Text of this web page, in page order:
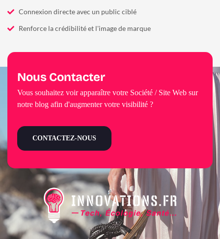
Connexion directe avec un public ciblé
Renforce la crédibilité et l'image de marque
Nous Contacter
Vous souhaitez voir apparaître votre Société / Site Web sur
notre blog afin d'augmenter votre visibilité ?
CONTACTEZ-NOUS